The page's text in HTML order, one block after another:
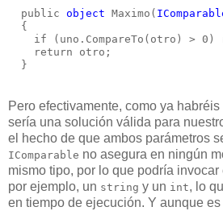
  public
object Maximo(
  {
if (uno.CompareTo(otro) > 0)
    return otro;
  }
Pero efectivamente, como ya
sería una solución válida para
el hecho de que ambos parámetros
IComparable no asegura en ningún
mismo tipo, por lo que podría
por ejemplo, un string y un int, lo
en tiempo de ejecución. Y aunque